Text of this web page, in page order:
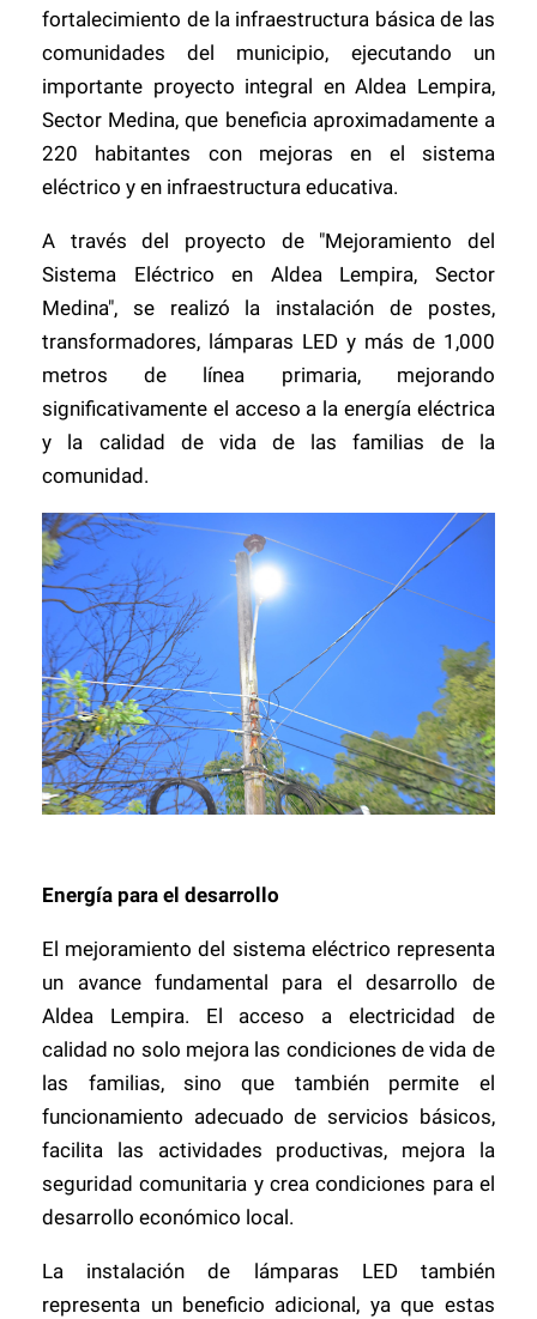
fortalecimiento de la infraestructura básica de las
comunidades del municipio, ejecutando un
importante proyecto integral en Aldea Lempira,
Sector Medina, que beneficia aproximadamente a
220 habitantes con mejoras en el sistema
eléctrico y en infraestructura educativa.
A través del proyecto de "Mejoramiento del
Sistema Eléctrico en Aldea Lempira, Sector
Medina", se realizó la instalación de postes,
transformadores, lámparas LED y más de 1,000
metros de línea primaria, mejorando
significativamente el acceso a la energía eléctrica
y la calidad de vida de las familias de la
comunidad.
Energía para el desarrollo
El mejoramiento del sistema eléctrico representa
un avance fundamental para el desarrollo de
Aldea Lempira. El acceso a electricidad de
calidad no solo mejora las condiciones de vida de
las familias, sino que también permite el
funcionamiento adecuado de servicios básicos,
facilita las actividades productivas, mejora la
seguridad comunitaria y crea condiciones para el
desarrollo económico local.
La instalación de lámparas LED también
representa un beneficio adicional, ya que estas